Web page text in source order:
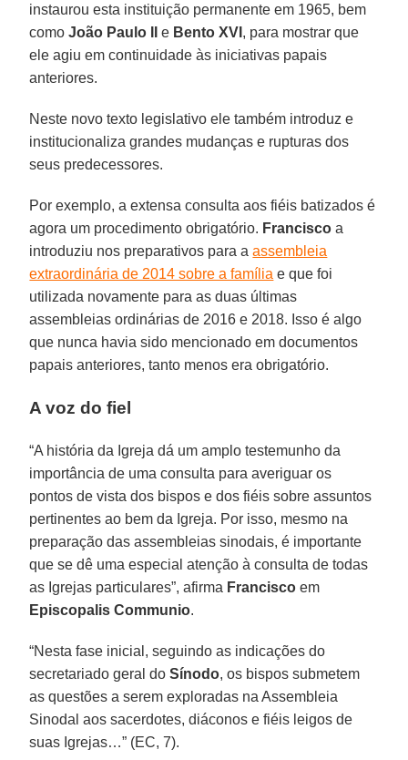
instaurou esta instituição permanente em 1965, bem
comoJoão Paulo II e Bento XVI , para mostrar que
ele agiu em continuidade às iniciativas papais
anteriores.
Neste novo texto legislativo ele também introduz e
institucionaliza grandes mudanças e rupturas dos
seus predecessores.
Por exemplo, a extensa consulta aos fiéis batizados é
agora um procedimento obrigatório. Francisco a
introduziu nos preparativos para aassembleia
extraordinária de 2014 sobre a família e que foi
utilizada novamente para as duas últimas
assembleias ordinárias de 2016 e 2018. Isso é algo
que nunca havia sido mencionado em documentos
papais anteriores, tanto menos era obrigatório.
A voz do fiel
“A história da Igreja dá um amplo testemunho da
importância de uma consulta para averiguar os
pontos de vista dos bispos e dos fiéis sobre assuntos
pertinentes ao bem da Igreja. Por isso, mesmo na
preparação das assembleias sinodais, é importante
que se dê uma especial atenção à consulta de todas
as Igrejas particulares”, afirma Francisco em
Episcopalis Communio.
“Nesta fase inicial, seguindo as indicações do
secretariado geral doSínodo, os bispos submetem
as questões a serem exploradas na Assembleia
Sinodal aos sacerdotes, diáconos e fiéis leigos de
suas Igrejas…” (EC, 7).